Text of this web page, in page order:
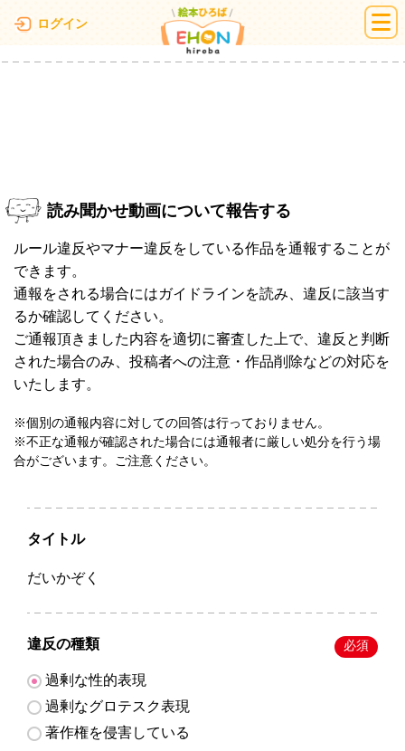
ログイン 絵本ひろば
読み聞かせ動画について報告する
ルール違反やマナー違反をしている作品を通報することが
できます。
通報をされる場合にはガイドラインを読み、違反に該当す
るか確認してください。
ご通報頂きました内容を適切に審査した上で、違反と判断
された場合のみ、投稿者への注意・作品削除などの対応を
いたします。
※個別の通報内容に対しての回答は行っておりません。
※不正な通報が確認された場合には通報者に厳しい処分を行う場
合がございます。ご注意ください。
タイトル
だいかぞく
違反の種類 必須
過剰な性的表現
過剰なグロテスク表現
著作権を侵害している